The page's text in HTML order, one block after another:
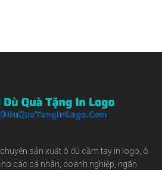
sản xuất ô dù cầm tay in logo, ô
các cá nhân, doanh nghiệp, ngân